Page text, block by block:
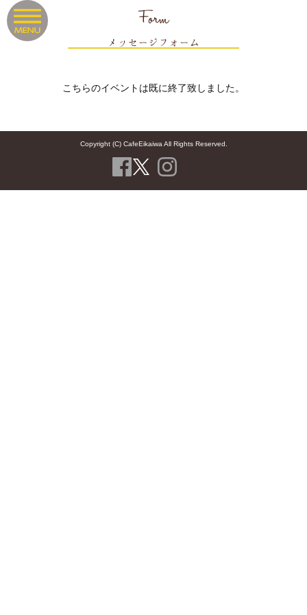
Form
メッセージフォーム
こちらのイベントは既に終了致しました。
Copyright (C) CafeEikaiwa All Rights Reserved.